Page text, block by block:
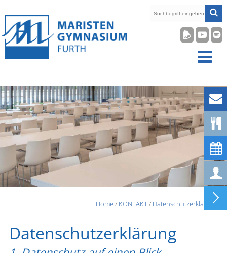





Home/ KONTAKT/ Datenschutzerklärung
Datenschutzerklärung




